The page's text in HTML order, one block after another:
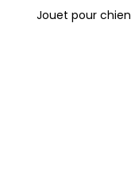
Jouet pour chien